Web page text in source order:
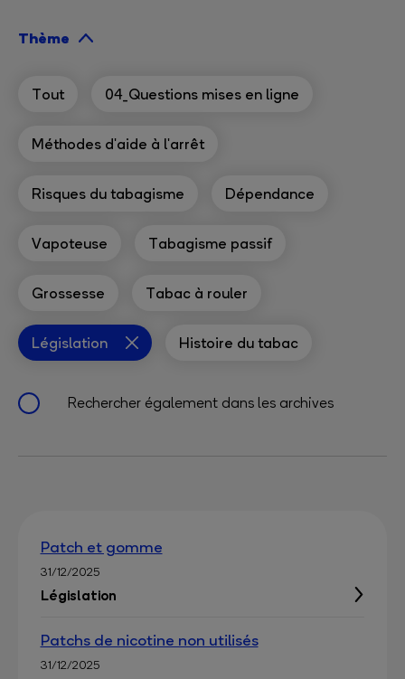
Thème
Tout 04_Questions mises en ligne
Méthodes d'aide à l'arrêt
Risques du tabagisme Dépendance
Vapoteuse Tabagisme passif
Grossesse Tabac à rouler
Législation Histoire du tabac
Rechercher également dans les archives
Patch et gomme
31/12/2025
Législation
Patchs de nicotine non utilisés
31/12/2025